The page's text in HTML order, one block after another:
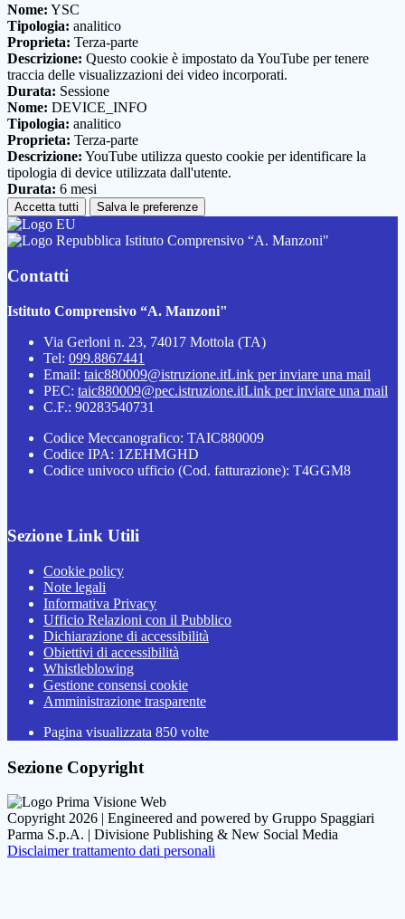
Nome: YSC
Tipologia: analitico
Proprieta: Terza-parte
Descrizione: Questo cookie è impostato da YouTube per tenere
traccia delle visualizzazioni dei video incorporati.
Durata: Sessione
Nome: DEVICE_INFO
Tipologia: analitico
Proprieta: Terza-parte
Descrizione: YouTube utilizza questo cookie per identificare la
tipologia di device utilizzata dall'utente.
Durata: 6 mesi
Accetta tutti Salva le preferenze
Istituto Comprensivo “A. Manzoni"
Contatti
Istituto Comprensivo “A. Manzoni"
Via Gerloni n. 23, 74017 Mottola (TA)
Tel: 099.8867441
Email: taic880009@istruzione.itLink per inviare una mail
PEC: taic880009@pec.istruzione.itLink per inviare una mail
C.F.: 90283540731
Codice Meccanografico: TAIC880009
Codice IPA: 1ZEHMGHD
Codice univoco ufficio (Cod. fatturazione): T4GGM8
Sezione Link Utili
Cookie policy
Note legali
Informativa Privacy
Ufficio Relazioni con il Pubblico
Dichiarazione di accessibilità
Obiettivi di accessibilità
Whistleblowing
Gestione consensi cookie
Amministrazione trasparente
Pagina visualizzata 850 volte
Sezione Copyright
Copyright 2026 | Engineered and powered by Gruppo Spaggiari
Parma S.p.A. | Divisione Publishing & New Social Media
Disclaimer trattamento dati personali